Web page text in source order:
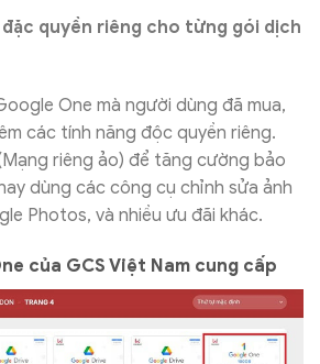
đặc quyền riêng cho từng gói dịch
One mà người dùng đã mua,
các tính năng độc quyền riêng.
riêng ảo) để tăng cường bảo
dùng các công cụ chỉnh sửa ảnh
Photos, và nhiều ưu đãi khác.
của GCS Việt Nam cung cấp